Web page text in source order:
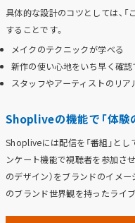
具体的な設計のコツとしては、
することです。
メイクのテクニックが学べる
新作の使い心地をいち早く確認
スタッフやアーティストのリア
Shopliveの機能で「体験
Shopliveには配信を「番組」とし
ンケート機能で視聴者を参加さ
のデザイン）をブランドのイメ
のブランド世界観を持ったライ